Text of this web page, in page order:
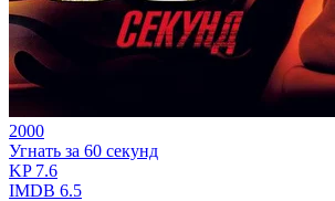
2000
Угнать за 60 секунд
KP7.6
IMDB 6.5